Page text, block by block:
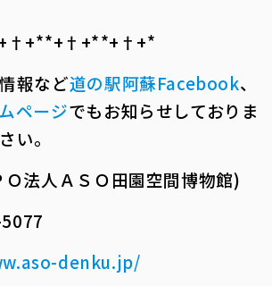
報など道の駅阿蘇Facebook、
ページでもお知らせしておりま
い。
法人ＡＳＯ田園空間博物館)
denku.jp/